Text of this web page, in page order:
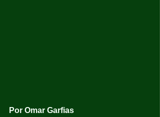
Por Omar Garfias